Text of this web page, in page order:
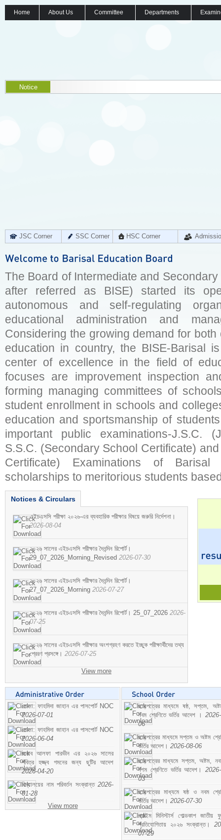
Home About Us Committee Departments
Notice
JSC Corner SSC Corner HSC Corner
The Board of Intermediate and
after referred as BISE) started its
autonomous and self-regulating
educational administration and
Considering the growing demand for
education in country, the BISE-Barisal
center of excellence in the field of
focuses are improvement inspection
forming managing committees of
student enrollment in schools and
education and sportsmanship of
important public examinations-J.S.C.
S.S.C. (Secondary School Certificate)
Certificate) Examinations of
scholarships to meritorious students
Notices & Circulars
এইচএসসি পরীক্ষা ২০২৬-এর ব্যবহারিক পরীক্ষার বিষয়ে জরুরি নির্দেশনা।
2026-08-04
২০২৬ সালের এইচএসসি পরীক্ষার দৈনন্দিন রিপোর্ট।
29_07_2026_Morning_Revised 2026-07-30
২০২৬ সালের এইচএসসি পরীক্ষার দৈনন্দিন রিপোর্ট।
27_07_2026_Morning 2026-07-27
২০২৬ সালের এইচএসসি পরীক্ষার দৈনন্দিন রিপোর্ট। 25_07_2026 2026-
07-25
২০২৬ সালের এইচএসসি পরীক্ষার অংশগ্রহণ করতে ইচ্ছুক পরীক্ষার্থীদের তথ্য
প্রেরণ প্রসঙ্গে। 2026-07-25
View more
মোসা: ফাহমিদা জাহান এর পাসপোর্ট NOC
2026-07-01
মোসা: ফাহমিদা জাহান এর পাসপোর্ট NOC
2026-06-04
জনাব আলফা পারভীন এর ২০২৬ সালের
পবিত্র হজ্জ্ব গমনের জন্য ছুটির আদেশ
2026-04-20
বিদ্যালয়ের নাম পরিবর্তন সংক্রান্ত 2026-
01-28
View more
ছাড়পত্রের মাধ্যমে ষষ্ঠ, সপ্তম,
নবম শ্রেণিতে ভর্তির আদেশ ।
06
ছাড়পত্রের মাধ্যমে সপ্তম ও অষ্টম
ভর্তির আদেশ। 2026-08-06
ছাড়পত্রের মাধ্যমে সপ্তম, অষ্টম,
দশম শ্রেণিতে ভর্তির আদেশ।
03
ছাড়পত্রের মাধ্যমে ষষ্ঠ ও নবম
ভর্তির আদেশ। 2026-07-30
প্রাইম মিনিস্টার্স গোল্ডকাপ জাতীয়
প্রতিযোগিতায় ২০২৬ সংক্রান্ত।
07-29